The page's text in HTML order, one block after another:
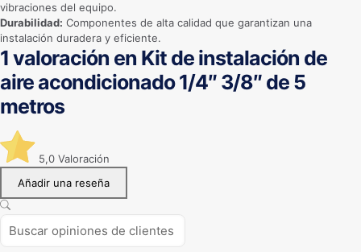
vibraciones del equipo.
Durabilidad: Componentes de alta calidad que garantizan una
instalación duradera y eficiente.
1 valoración en Kit de instalación de
aire acondicionado 1/4″ 3/8″ de 5
metros
5,0 Valoración
Añadir una reseña